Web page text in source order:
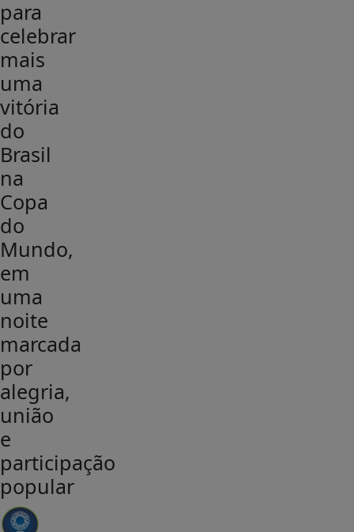
para
celebrar
mais
uma
vitória
do
Brasil
na
Copa
do
Mundo,
em
uma
noite
marcada
por
alegria,
união
e
participação
popular